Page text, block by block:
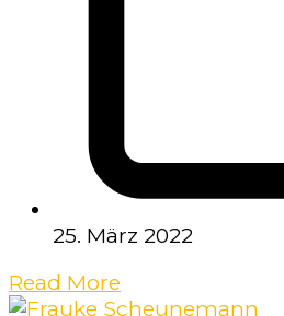
25. März 2022
Read More